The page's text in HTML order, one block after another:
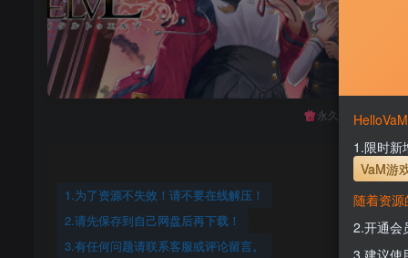
永久至尊会员终生
1.为了资源不失效！请不要在线解压！
2.请先保存到自己网盘后再下载！
3.有任何问题请联系客服或评论留言。
1.限时新
VaM游
随着资
2.开通会